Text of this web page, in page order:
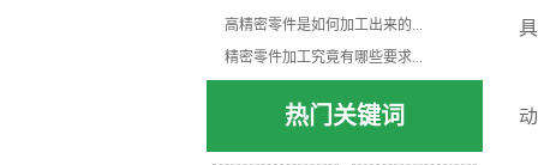
高精密零件是如何加工出来的...
精密零件加工究竟有哪些要求...
热门关键词